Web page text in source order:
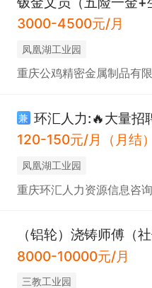
3000-4500元/月
凤凰湖工业园
重庆公鸡精密金属制品有
兼 环汇人力:🔥大量招
120-150元/月（月结）
凤凰湖工业园
重庆环汇人力资源信息咨
（铝轮）浇铸师傅（社
8000-10000元/月
三教工业园